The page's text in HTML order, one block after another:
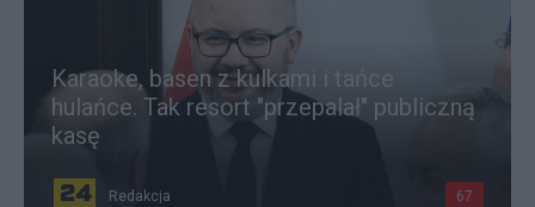
Karaoke, basen z kulkami i tańce
hulańce. Tak resort "przepalał" publiczną
kasę
Redakcja 67